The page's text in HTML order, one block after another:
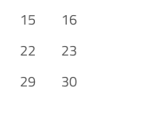
15
16
22
23
29
30